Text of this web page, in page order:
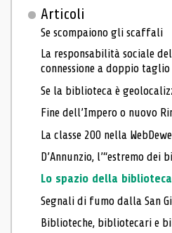
Articoli
Se scompaiono gli scaffali
La responsabilità sociale
connessione a doppio taglio
Se la biblioteca è
Fine dell’Impero o nuovo
La classe 200 nella
D’Annunzio, l’“estremo dei
Lo spazio della biblioteca
Segnali di fumo dalla San
Biblioteche, bibliotecari e